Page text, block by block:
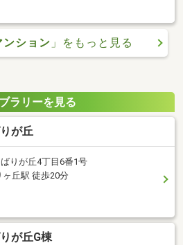
ンション 」をもっと見る
ラリーを見る
が丘
りが丘4丁目6番1号
丘駅 徒歩20分
が丘G棟